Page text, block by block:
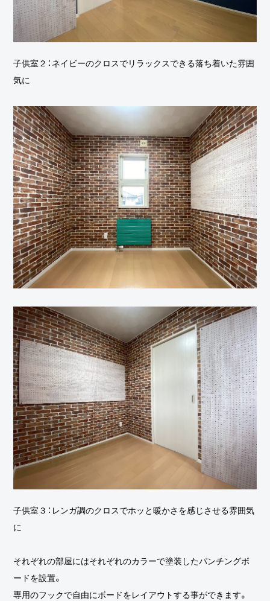
子供室２：ネイビーのクロスでリラックスできる落ち着いた雰囲
気に
子供室３：レンガ調のクロスでホッと暖かさを感じさせる雰囲気
に
それぞれの部屋にはそれぞれのカラーで塗装したパンチングボ
ードを設置。
専用のフックで自由にボードをレイアウトする事ができます。